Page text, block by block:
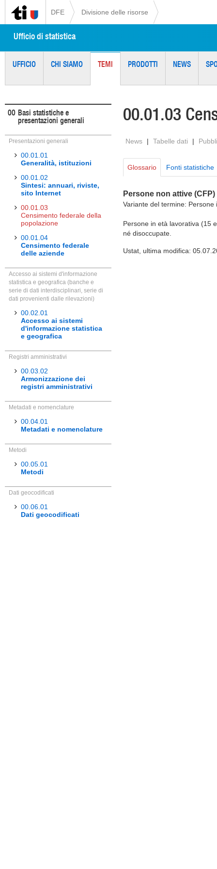
DFE Divisione delle risorse
Ufficio di statistica
UFFICIO CHI SIAMO TEMI PRODOTTI NEWS
00 Basi statistiche e
presentazioni generali
Presentazioni generali
00.01.01
Generalità, istituzioni
00.01.02
Sintesi: annuari, riviste,
sito Internet
00.01.03
Censimento federale della
popolazione
00.01.04
Censimento federale
delle aziende
Accesso ai sistemi d'informazione
statistica e geografica (banche e
serie di dati interdisciplinari, serie di
dati provenienti dalle rilevazioni)
00.02.01
Accesso ai sistemi
d'informazione statistica
e geografica
Registri amministrativi
00.03.02
Armonizzazione dei
registri amministrativi
Metadati e nomenclature
00.04.01
Metadati e nomenclature
Metodi
00.05.01
Metodi
Dati geocodificati
00.06.01
Dati geocodificati
00.01.03
News | Tabelle dati |
Glossario Fonti statistiche
Persone non attive (CFP)
Variante del termine: Persone
Persone in età lavorativa (15
né disoccupate.
Ustat, ultima modifica: